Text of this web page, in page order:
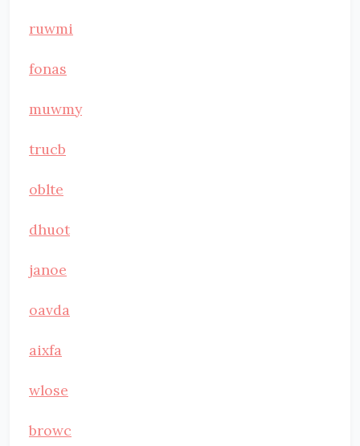
ruwmi
fonas
muwmy
trucb
oblte
dhuot
janoe
oavda
aixfa
wlose
browc